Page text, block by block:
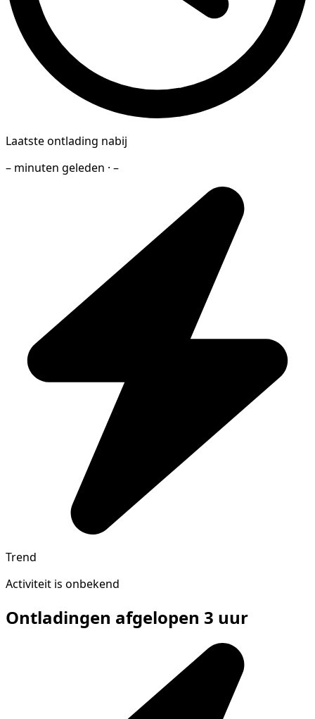
Laatste ontlading nabij
– minuten geleden · –
Trend
Activiteit is onbekend
Ontladingen afgelopen 3 uur